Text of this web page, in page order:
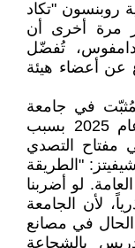
روبنسون "تكاد
مرة أخرى أن
تُفضّل
عن أعضاء هيئة
في جامعة
كورنيل والذي تم إيقافه عن العمل عام 2025 بسبب
مفتاح التصدي
"الطريقة
لو أضربنا
لأن الجامعة
في مصانع
بالشجاعة